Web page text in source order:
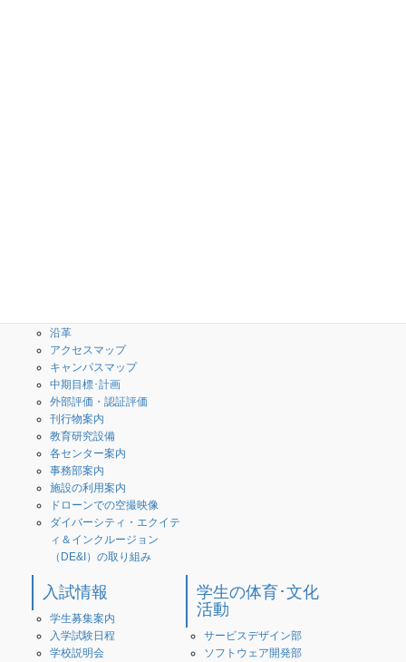
沿革
アクセスマップ
キャンパスマップ
中期目標･計画
外部評価・認証評価
刊行物案内
教育研究設備
各センター案内
事務部案内
施設の利用案内
ドローンでの空撮映像
ダイバーシティ・エクイテ
ィ＆インクルージョン
（DE&I）の取り組み
入試情報
学生募集案内
入学試験日程
学校説明会
学生の体育･文化
活動
サービスデザイン部
ソフトウェア開発部